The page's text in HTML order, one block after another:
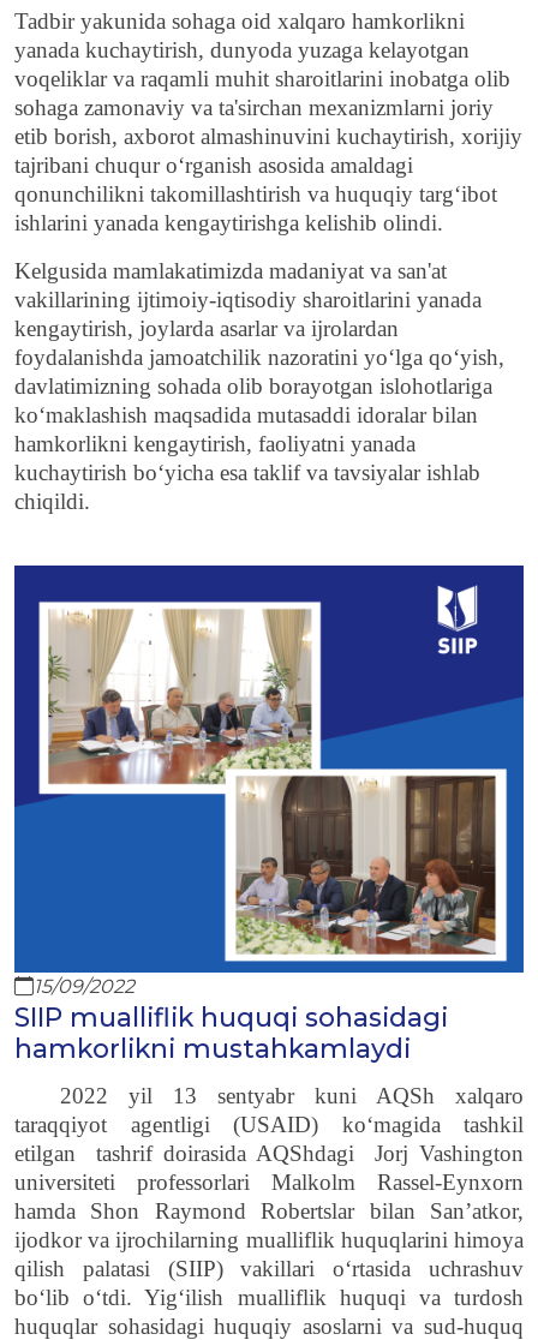
Tadbir yakunida sohaga oid xalqaro hamkorlikni
yanada kuchaytirish, dunyoda yuzaga kelayotgan
voqeliklar va raqamli muhit sharoitlarini inobatga olib
sohaga zamonaviy va ta'sirchan mexanizmlarni joriy
etib borish, axborot almashinuvini kuchaytirish, xorijiy
tajribani chuqur o‘rganish asosida amaldagi
qonunchilikni takomillashtirish va huquqiy targ‘ibot
ishlarini yanada kengaytirishga kelishib olindi.
Kelgusida mamlakatimizda madaniyat va san'at
vakillarining ijtimoiy-iqtisodiy sharoitlarini yanada
kengaytirish, joylarda asarlar va ijrolardan
foydalanishda jamoatchilik nazoratini yo‘lga qo‘yish,
davlatimizning sohada olib borayotgan islohotlariga
ko‘maklashish maqsadida mutasaddi idoralar bilan
hamkorlikni kengaytirish, faoliyatni yanada
kuchaytirish bo‘yicha esa taklif va tavsiyalar ishlab
chiqildi.
15/09/2022
SIIP mualliflik huquqi sohasidagi
hamkorlikni mustahkamlaydi
2022 yil 13 sentyabr kuni AQSh xalqaro
taraqqiyot agentligi (USAID) ko‘magida tashkil
etilgan tashrifdoirasida AQShdagi Jorj Vashington
universiteti professorlari Malkolm Rassel-Eynxorn
hamda Shon Raymond Robertslar bilan San’atkor,
ijodkor va ijrochilarning mualliflik huquqlarini himoya
qilish palatasi (SIIP) vakillari o‘rtasida uchrashuv
bo‘lib o‘tdi. Yig‘ilish mualliflik huquqi va turdosh
huquqlar sohasidagi huquqiy asoslarni va sud-huquq